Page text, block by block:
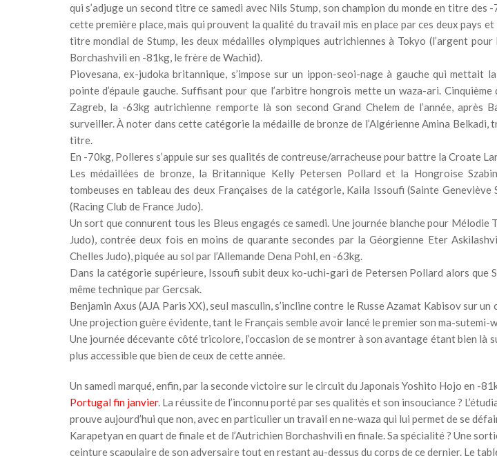
qui s’adjuge un second titre ce samedi avec Nils Stump, son champion du monde en titre des
cette première place, mais qui prouvent la qualité du travail mis en place par ces deux pays
titre mondial de Stump, les deux médailles olympiques autrichiennes à Tokyo (l’argent pour
Borchashvili en -81kg, le frère de Wachid).
Piovesana, ex-judoka britannique, s’impose sur un ippon-seoi-nage à gauche qui mettait
pointe d’épaule gauche. Suffisant pour que l’arbitre hongrois mette un waza-ari. Cinquième
Zagreb, la -63kg autrichienne remporte là son second Grand Chelem de l’année, après
surveiller. À noter dans cette catégorie la médaille de bronze de l’Algérienne Amina Belkadi,
titre.
En -70kg, Polleres s’appuie sur ses qualités de contreuse/arracheuse pour battre la Croate
Les médaillées de bronze, la Britannique Kelly Petersen Pollard et la Hongroise
tombeuses en tableau des deux Françaises de la catégorie, Kaila Issoufi (Sainte
(Racing Club de France Judo).
Un sort que connurent tous les Bleus engagés ce samedi. Une journée blanche pour Mélodie
Judo), contrée deux fois en moins de quarante secondes par la Géorgienne Eter
Chelles Judo), piquée au sol par l’Allemande Dena Pohl, en -63kg.
Dans la catégorie supérieure, Issoufi subit deux ko-uchi-gari de Petersen Pollard alors que
même technique par Gercsak.
Benjamin Axus (AJA Paris XX), seul masculin, s’incline contre le Russe Azamat Kabisov sur
Une projection guère évidente, tant le Français semble avoir lancé le premier son ma-sutemi-
Une journée décevante côté tricolore, l’occasion de se montrer à son avantage étant bien là
plus accessible que bien de ceux de cette année.
Un samedi marqué, enfin, par la seconde victoire sur le circuit du Japonais Yoshito Hojo en -
Portugal fin janvier. La réussite de l’inconnu porté par ses qualités et son insouciance ?
prouve aujourd’hui que non, avec en particulier un travail en ne-waza qui lui permet de se
Karapetyan en quart de finale et de l’Autrichien Borchashvili en finale. Sa spécialité ? Une
ceinture scapulaire de son adversaire tout en restant au-dessus du corps de ce dernier. Le